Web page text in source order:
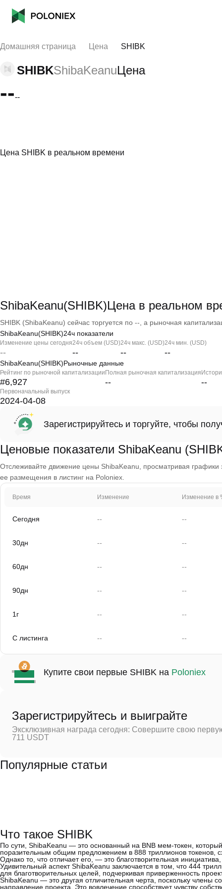
Домашняя страница Цена SHIBK
SHIBKShibaKeanuЦена
----
Цена SHIBK в реальном времени
ShibaKeanu(SHIBK)Цена в реальном
SHIBK (ShibaKeanu) сейчас торгуется по --, а рыночная
ShibaKeanu(SHIBK)24ч показатели
Изменение цены сегодня
--
24ч объем (USD)
--
24ч макс. (USD)
--
24ч мин. (USD)
--
ShibaKeanu(SHIBK)Рыночные данные
Рейтинг по рыночной капитализации
#6,927
Полная рыночная капитализация
-- --
Первоначальный выпуск
2024-04-08
Зарегистрируйтесь и торгуйте, чтобы
Ценовые показатели ShibaKeanu
Отслеживайте движение цены ShibaKeanu, просматривая
ее размещения в листинг на Poloniex.
Время Изменение Изменение в
Сегодня -- --
30дн -- --
60дн -- --
90дн -- --
1г -- --
С листинга -- --
Купите свои первые SHIBK на Poloniex
Зарегистрируйтесь и выиграйте
Эксклюзивная награда сегодня: Совершите свою
711 USDT
Популярные статьи
Что такое SHIBK
По сути, ShibaKeanu — это основанный на BNB мем-токен,
поразительным общим предложением в 888 триллионов токенов,
Однако то, что отличает его, — это благотворительная
Удивительный аспект ShibaKeanu заключается в том, что 444
для благотворительных целей, подчеркивая приверженность
ShibaKeanu — это другая отличительная черта, поскольку члены
направление проекта. Это вовлечение способствует чувству